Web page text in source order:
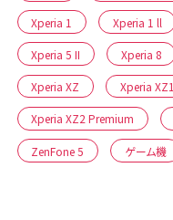
Xperia 1 Xperia 1 ll
Xperia 5 II Xperia 8
Xperia XZ Xperia XZ1
Xperia XZ2 Premium
ZenFone 5 ゲーム機